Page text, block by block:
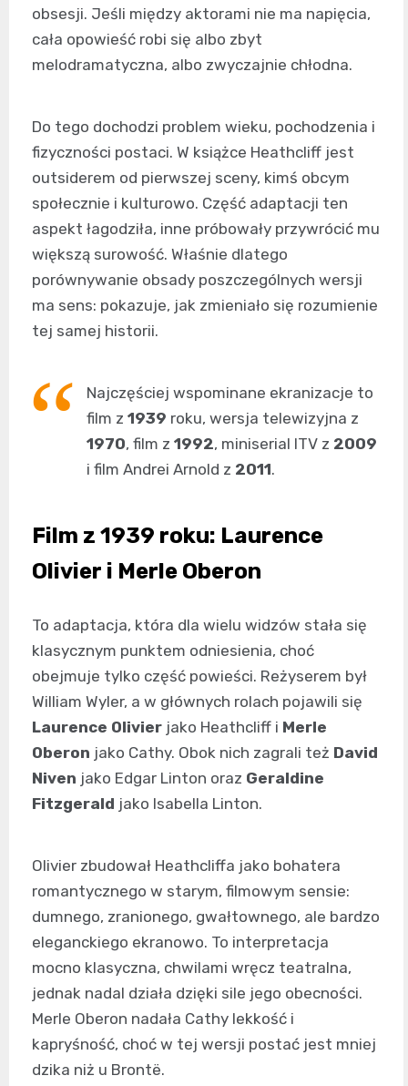
obsesji. Jeśli między aktorami nie ma napięcia,
cała opowieść robi się albo zbyt
melodramatyczna, albo zwyczajnie chłodna.
Do tego dochodzi problem wieku, pochodzenia i
fizyczności postaci. W książce Heathcliff jest
outsiderem od pierwszej sceny, kimś obcym
społecznie i kulturowo. Część adaptacji ten
aspekt łagodziła, inne próbowały przywrócić mu
większą surowość. Właśnie dlatego
porównywanie obsady poszczególnych wersji
ma sens: pokazuje, jak zmieniało się rozumienie
tej samej historii.
Najczęściej wspominane ekranizacje to
film z 1939 roku, wersja telewizyjna z
1970, film z 1992, miniserial ITV z 2009
i film Andrei Arnold z 2011.
Film z 1939 roku: Laurence
Olivier i Merle Oberon
To adaptacja, która dla wielu widzów stała się
klasycznym punktem odniesienia, choć
obejmuje tylko część powieści. Reżyserem był
William Wyler, a w głównych rolach pojawili się
Laurence Olivier jako Heathcliff i Merle
Oberon jako Cathy. Obok nich zagrali też David
Niven jako Edgar Linton oraz Geraldine
Fitzgerald jako Isabella Linton.
Olivier zbudował Heathcliffa jako bohatera
romantycznego w starym, filmowym sensie:
dumnego, zranionego, gwałtownego, ale bardzo
eleganckiego ekranowo. To interpretacja
mocno klasyczna, chwilami wręcz teatralna,
jednak nadal działa dzięki sile jego obecności.
Merle Oberon nadała Cathy lekkość i
kapryśność, choć w tej wersji postać jest mniej
dzika niż u Brontë.